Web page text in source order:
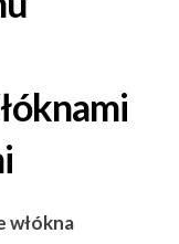
włókna